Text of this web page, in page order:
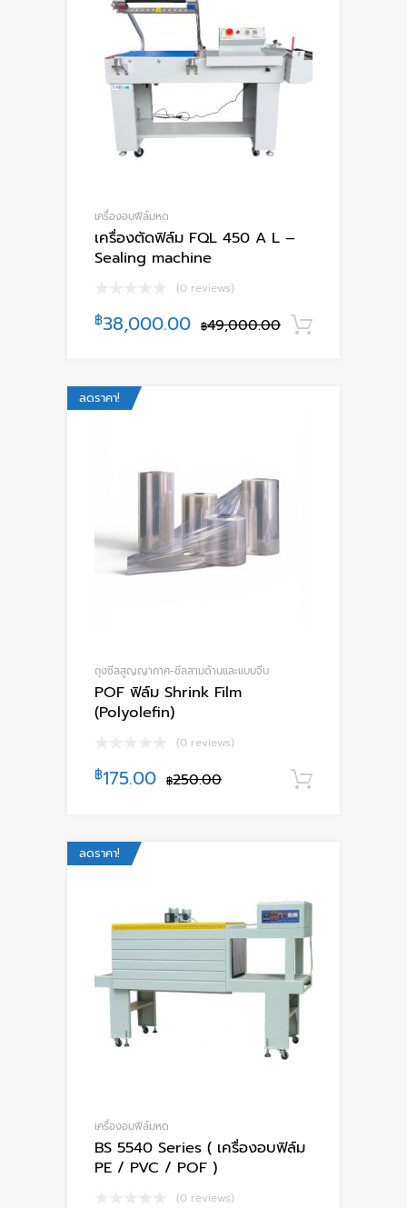
เครื่องอบฟีล์มหด
เครื่องตัดฟิล์ม FQL 450 A L –
Sealing machine
(0 reviews)
฿49,000.00
฿38,000.00
ลดราคา!
ถุงซีลสูญญากาศ-ซีลสามด้านและแบบจีบ
POF ฟิล์ม Shrink Film
(Polyolefin)
(0 reviews)
฿250.00
฿175.00
ลดราคา!
เครื่องอบฟีล์มหด
BS 5540 Series ( เครื่องอบฟิล์ม
PE / PVC / POF )
(0 reviews)